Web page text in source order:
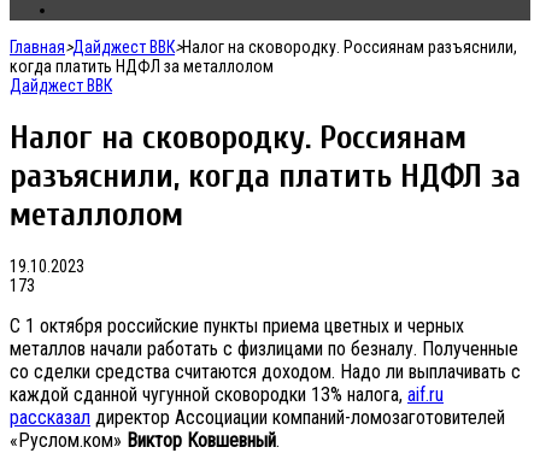
Главная>Дайджест ВВК>Налог на сковородку. Россиянам разъяснили,
когда платить НДФЛ за металлолом
Дайджест ВВК
Налог на сковородку. Россиянам
разъяснили, когда платить НДФЛ за
металлолом
19.10.2023
173
С 1 октября российские пункты приема цветных и черных
металлов начали работать с физлицами по безналу. Полученные
со сделки средства считаются доходом. Надо ли выплачивать с
каждой сданной чугунной сковородки 13% налога, aif.ru
рассказал директор Ассоциации компаний-ломозаготовителей
«Руслом.ком» Виктор Ковшевный.